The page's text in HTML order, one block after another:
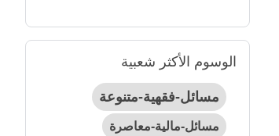
الوسوم الأكثر شعبية
مسائل-فقهية-متنوعة
مسائل-مالية-معاصرة